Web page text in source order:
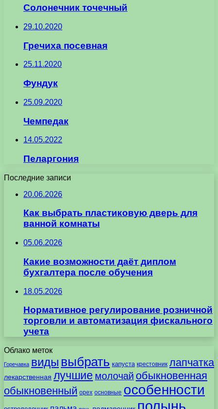
Солонечник точечный
29.10.2020
Гречиха посевная
25.11.2020
Фундук
25.09.2020
Чемпедак
14.05.2022
Пеларгония
Последние записи
20.06.2026
Как выбрать пластиковую дверь для
ванной комнаты
05.06.2026
Какие возможности даёт диплом
бухгалтера после обучения
18.05.2026
Нормативное регулирование розничной
торговли и автоматизация фискального
учета
Облако меток
Горечавка виды выбрать капуста крестовник лапчатка
лекарственная лучшие молочай обыкновенная
обыкновенный орех основные особенности